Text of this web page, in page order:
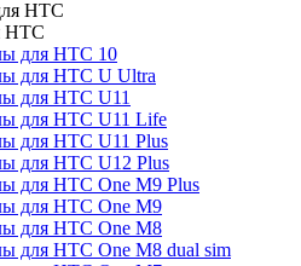
HTC
для HTC 10
для HTC U Ultra
для HTC U11
для HTC U11 Life
для HTC U11 Plus
для HTC U12 Plus
для HTC One M9 Plus
для HTC One M9
для HTC One M8
для HTC One M8 dual sim